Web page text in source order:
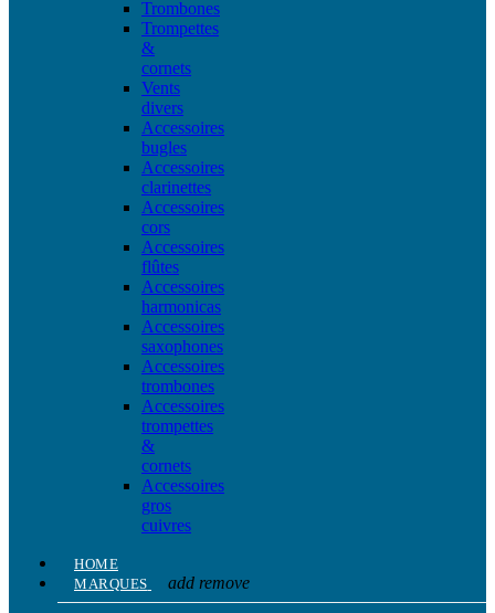
Trombones
Trompettes
&
cornets
Vents
divers
Accessoires
bugles
Accessoires
clarinettes
Accessoires
cors
Accessoires
flûtes
Accessoires
harmonicas
Accessoires
saxophones
Accessoires
trombones
Accessoires
trompettes
&
cornets
Accessoires
gros
cuivres
HOME
MARQUES
add remove